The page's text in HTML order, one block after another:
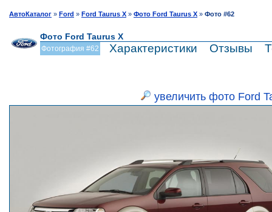
АвтоКаталог » Ford » Ford Taurus X » Фото Ford Taurus X » Фото #62
Фото Ford Taurus X
Фотография #62 Характеристики Отзывы
увеличить фото Ford